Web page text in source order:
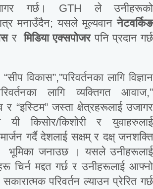
गर्छ। GTH ले उनीहरूको
मनाउँदैन; यसले मूल्यवाननेटवर्किङ
रमिडिया एक्सपोजरपनि प्रदान गर्छ
विकास”,”परिवर्तनका लागि विज्ञान
लागि व्यक्तिगत आवाज,”
र “इस्टिम” जस्ता क्षेत्रहरूलाई उजागर
किसोर/किशोरी र युवाहरुलाई
गर्दै देशलाई सक्षम् र दक्ष् जनशक्ति
भूमिका जनाउछ । यसले उनीहरूलाई
चिर्न मद्दत गर्छ र उनीहरूलाई आफ्नो
परिवर्तन ल्याउन प्रेरित गर्छ